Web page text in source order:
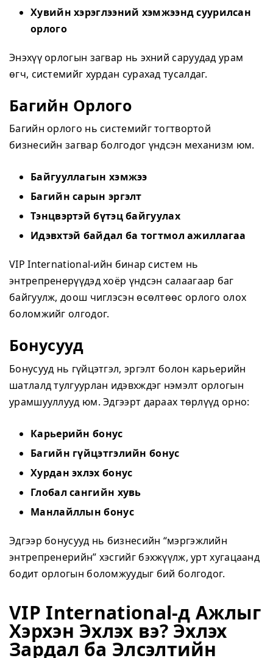
Хувийн хэрэглээний хэмжээнд суурилсан
орлого
Энэхүү орлогын загвар нь эхний саруудад урам
өгч, системийг хурдан сурахад тусалдаг.
Багийн Орлого
Багийн орлого нь системийг тогтвортой
бизнесийн загвар болгодог үндсэн механизм юм.
Байгууллагын хэмжээ
Багийн сарын эргэлт
Тэнцвэртэй бүтэц байгуулах
Идэвхтэй байдал ба тогтмол ажиллагаа
VIP International-ийн бинар систем нь
энтрепренерүүдэд хоёр үндсэн салаагаар баг
байгуулж, доош чиглэсэн өсөлтөөс орлого олох
боломжийг олгодог.
Бонусууд
Бонусууд нь гүйцэтгэл, эргэлт болон карьерийн
шатлалд тулгуурлан идэвхждэг нэмэлт орлогын
урамшууллууд юм. Эдгээрт дараах төрлүүд орно:
Карьeрийн бонус
Багийн гүйцэтгэлийн бонус
Хурдан эхлэх бонус
Глобал сангийн хувь
Манлайллын бонус
Эдгээр бонусууд нь бизнесийн “мэргэжлийн
энтрепренерийн” хэсгийг бэхжүүлж, урт хугацаанд
бодит орлогын боломжуудыг бий болгодог.
VIP International-д Ажлыг
Хэрхэн Эхлэх вэ? Эхлэх
Зардал ба Элсэлтийн